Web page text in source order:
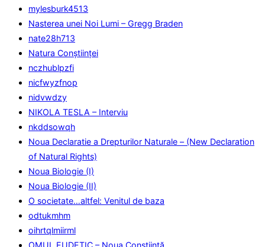
mylesburk4513
Nasterea unei Noi Lumi – Gregg Braden
nate28h713
Natura Conştiinţei
nczhublpzfi
nicfwyzfnop
nidvwdzy
NIKOLA TESLA – Interviu
nkddsowqh
Noua Declaratie a Drepturilor Naturale – (New Declaration
of Natural Rights)
Noua Biologie (I)
Noua Biologie (II)
O societate…altfel: Venitul de baza
odtukmhm
oihrtqlmiirml